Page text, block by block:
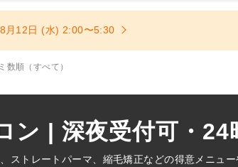
月12日 (水) 2:00〜5:30
数順（すべて）
ン | 深夜受付可・24
ストレートパーマ、縮毛矯正などの得意メニュ